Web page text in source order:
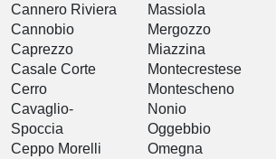
Cannero Riviera
Cannobio
Caprezzo
Casale Corte
Cerro
Cavaglio-
Spoccia
Ceppo Morelli
Massiola
Mergozzo
Miazzina
Montecrestese
Montescheno
Nonio
Oggebbio
Omegna